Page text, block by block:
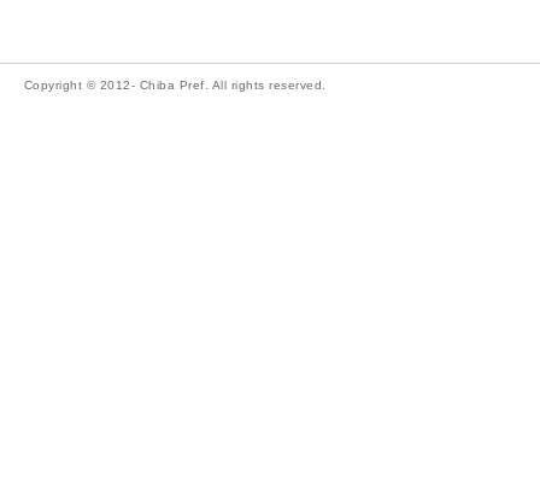
Copyright © 2012- Chiba Pref. All rights reserved.